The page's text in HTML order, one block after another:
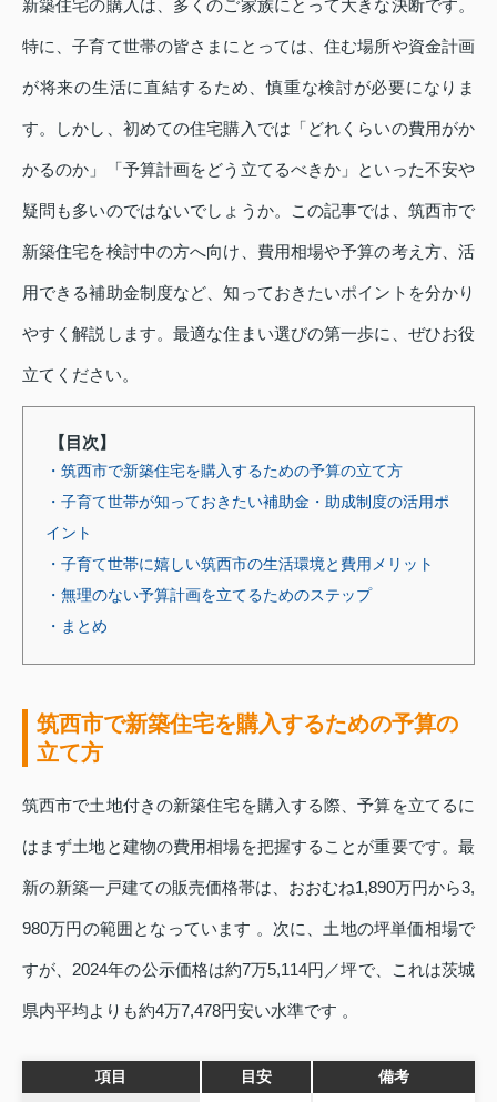
新築住宅の購入は、多くのご家族にとって大きな決断です。
特に、子育て世帯の皆さまにとっては、住む場所や資金計画
が将来の生活に直結するため、慎重な検討が必要になりま
す。しかし、初めての住宅購入では「どれくらいの費用がか
かるのか」「予算計画をどう立てるべきか」といった不安や
疑問も多いのではないでしょうか。この記事では、筑西市で
新築住宅を検討中の方へ向け、費用相場や予算の考え方、活
用できる補助金制度など、知っておきたいポイントを分かり
やすく解説します。最適な住まい選びの第一歩に、ぜひお役
立てください。
【目次】
・筑西市で新築住宅を購入するための予算の立て方
・子育て世帯が知っておきたい補助金・助成制度の活用ポ
イント
・子育て世帯に嬉しい筑西市の生活環境と費用メリット
・無理のない予算計画を立てるためのステップ
・まとめ
筑西市で新築住宅を購入するための予算の
立て方
筑西市で土地付きの新築住宅を購入する際、予算を立てるに
はまず土地と建物の費用相場を把握することが重要です。最
新の新築一戸建ての販売価格帯は、おおむね1,890万円から3,
980万円の範囲となっています 。次に、土地の坪単価相場で
すが、2024年の公示価格は約7万5,114円／坪で、これは茨城
県内平均よりも約4万7,478円安い水準です 。
項目 目安 備考